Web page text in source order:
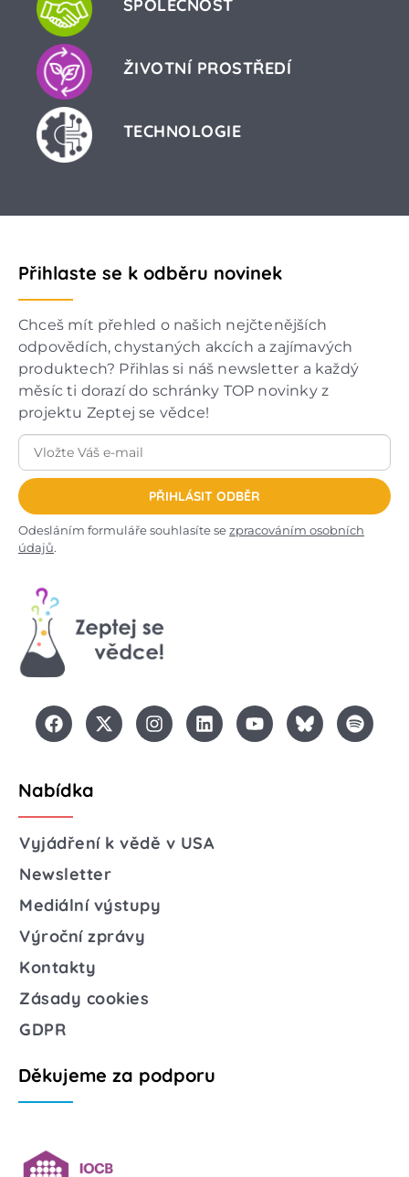
SPOLEČNOST
ŽIVOTNÍ PROSTŘEDÍ
TECHNOLOGIE
Přihlaste se k odběru novinek
Chceš mít přehled o našich nejčtenějších
odpovědích, chystaných akcích a zajímavých
produktech? Přihlas si náš newsletter a každý
měsíc ti dorazí do schránky TOP novinky z
projektu Zeptej se vědce!
PŘIHLÁSIT ODBĚR
Odesláním formuláře souhlasíte sezpracováním osobních
údajů.
Nabídka
Vyjádření k vědě v USA
Newsletter
Mediální výstupy
Výroční zprávy
Kontakty
Zásady cookies
GDPR
Děkujeme za podporu